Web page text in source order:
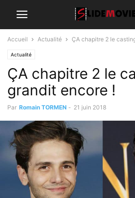
Accueil Actualité ÇA chapitre 2 le
Actualité
ÇA chapitre 2 le
grandit encore !
Par Romain TORMEN - 21 juin 2018